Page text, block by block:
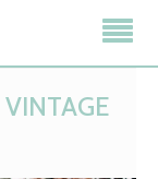
VINTAGE